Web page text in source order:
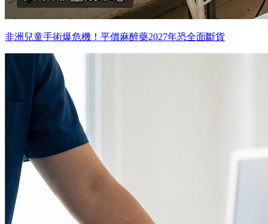
非洲兒童手術爆危機！平價麻醉藥2027年恐全面斷貨